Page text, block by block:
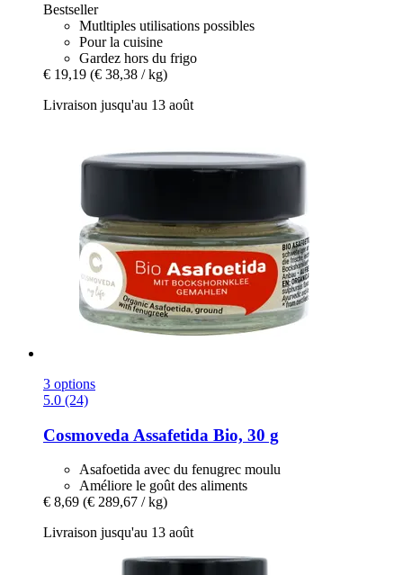
Bestseller
Mutltiples utilisations possibles
Pour la cuisine
Gardez hors du frigo
€ 19,19 (€ 38,38 / kg)
Livraison jusqu'au 13 août
3 options
5.0 (24)
Cosmoveda Assafetida Bio, 30 g
Asafoetida avec du fenugrec moulu
Améliore le goût des aliments
€ 8,69 (€ 289,67 / kg)
Livraison jusqu'au 13 août